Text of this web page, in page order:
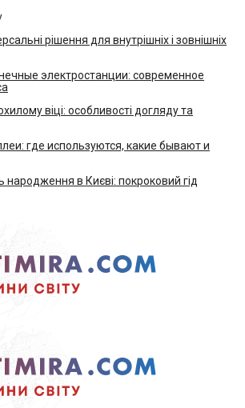
рішення для внутрішніх і зовнішніх
электростанции: современное
віці: особливості догляду та
где используются, какие бывают и
народження в Києві: покроковий гід